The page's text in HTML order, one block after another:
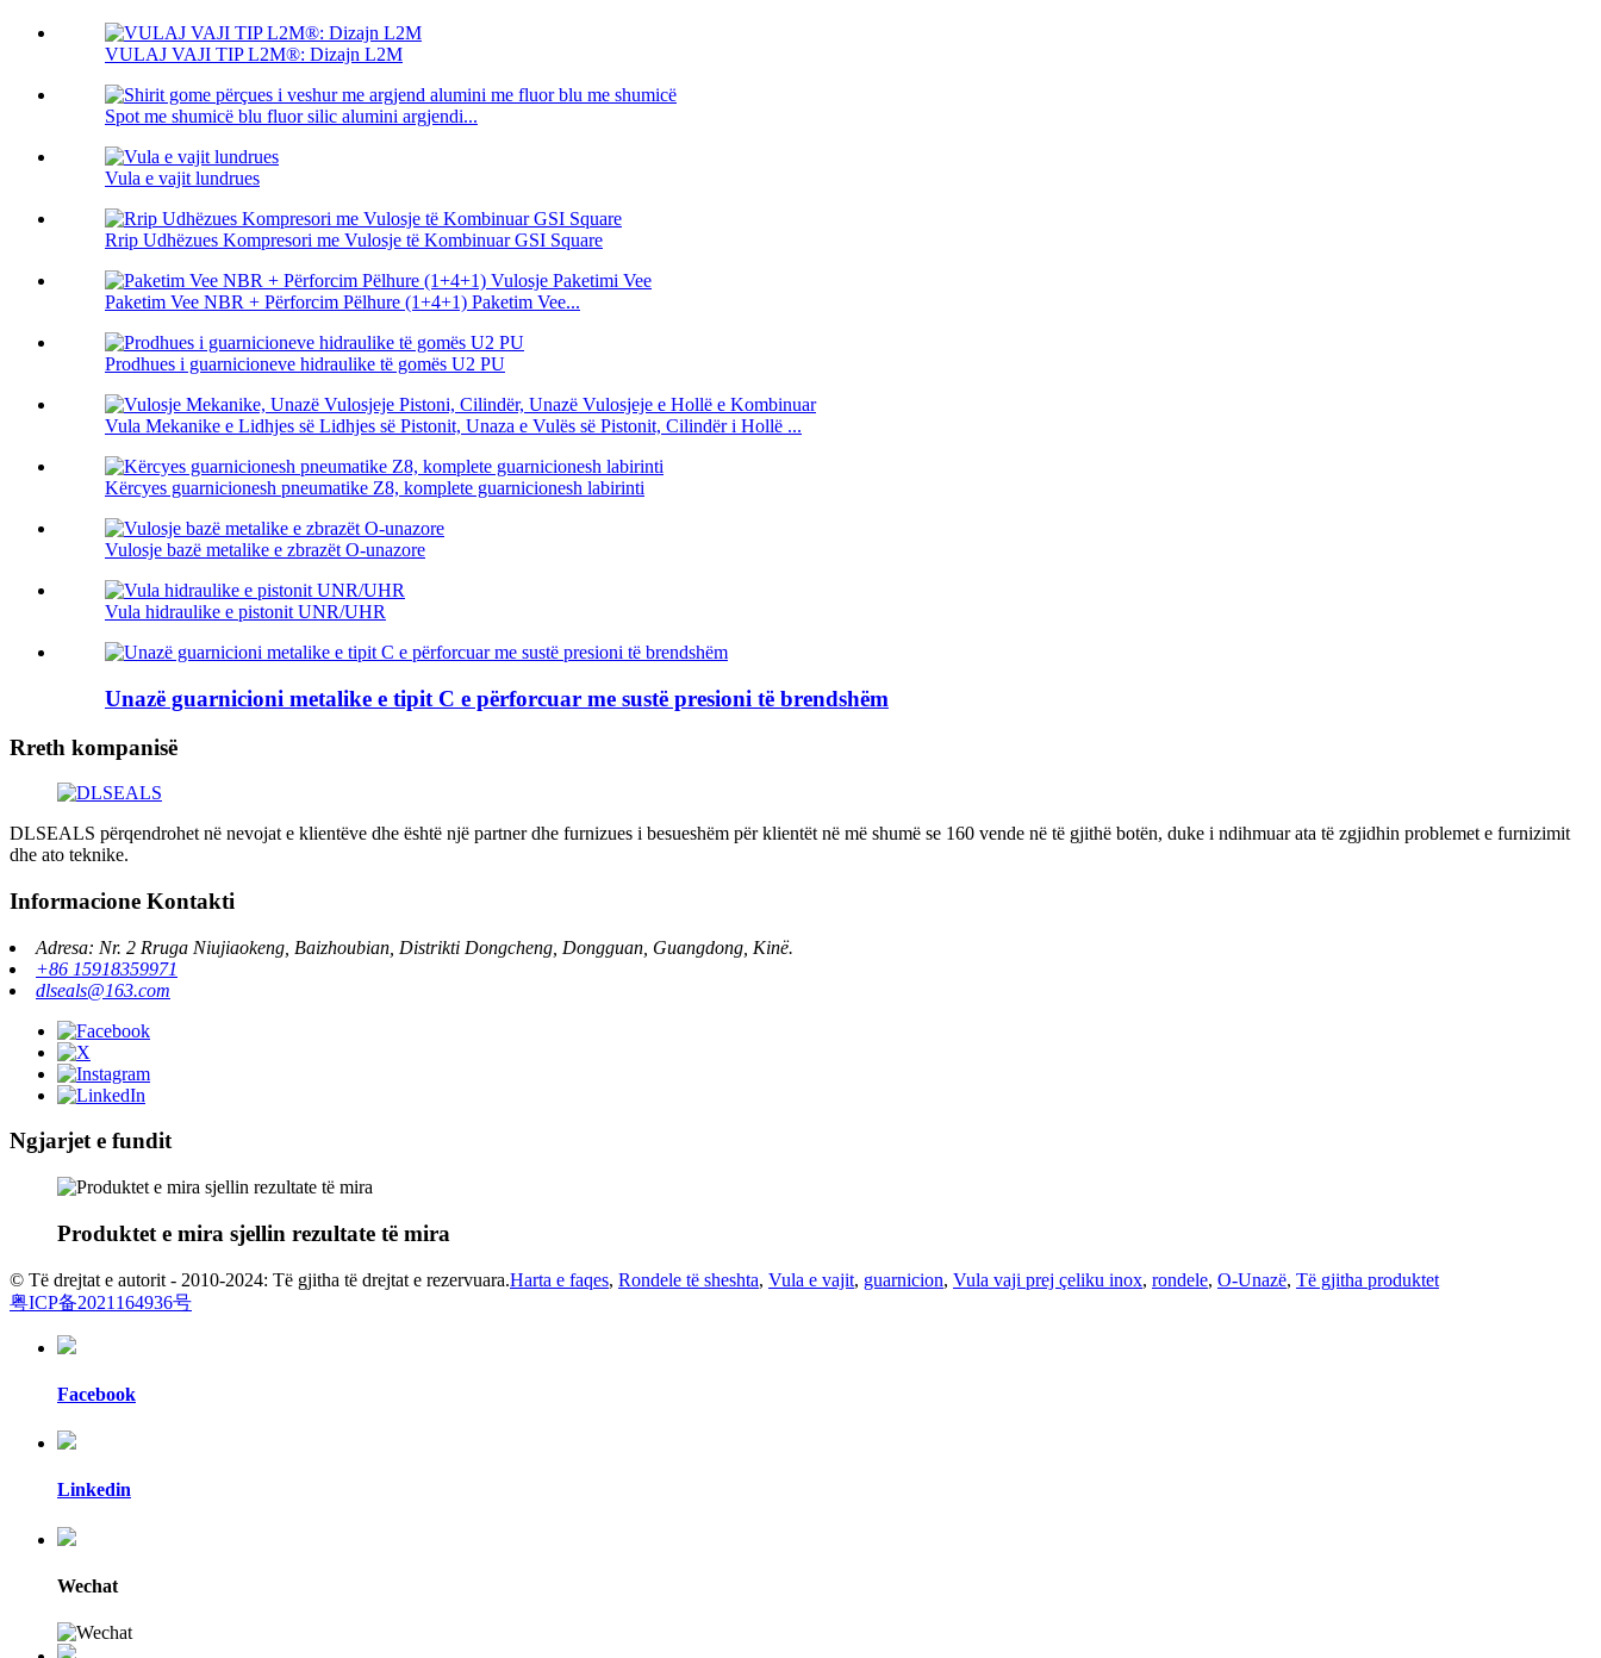
VULAJ VAJI TIP L2M®: Dizajn L2M
Spot me shumicë blu fluor silic alumini argjendi...
Vula e vajit lundrues
Rrip Udhëzues Kompresori me Vulosje të Kombinuar GSI Square
Paketim Vee NBR + Përforcim Pëlhure (1+4+1) Paketim Vee...
Prodhues i guarnicioneve hidraulike të gomës U2 PU
Vula Mekanike e Lidhjes së Lidhjes së Pistonit, Unaza e Vulës së Pistonit, Cilindër i Hollë ...
Kërcyes guarnicionesh pneumatike Z8, komplete guarnicionesh labirinti
Vulosje bazë metalike e zbrazët O-unazore
Vula hidraulike e pistonit UNR/UHR
Unazë guarnicioni metalike e tipit C e përforcuar me sustë presioni të brendshëm
Rreth kompanisë
DLSEALS përqendrohet në nevojat e klientëve dhe është një partner dhe furnizues i besueshëm për klientët në më shumë se 160 vende në të gjithë botën, duke i ndihmuar ata të zgjidhin problemet e furnizimit
dhe ato teknike.
Informacione Kontakti
Adresa: Nr. 2 Rruga Niujiaokeng, Baizhoubian, Distrikti Dongcheng, Dongguan, Guangdong, Kinë.
+86 15918359971
dlseals@163.com
Ngjarjet e fundit
Produktet e mira sjellin rezultate të mira
© Të drejtat e autorit - 2010-2024: Të gjitha të drejtat e rezervuara.Harta e faqes, Rondele të sheshta, Vula e vajit, guarnicion, Vula vaji prej çeliku inox, rondele, O-Unazë, Të gjitha produktet
粤ICP备2021164936号
Facebook
Linkedin
Wechat